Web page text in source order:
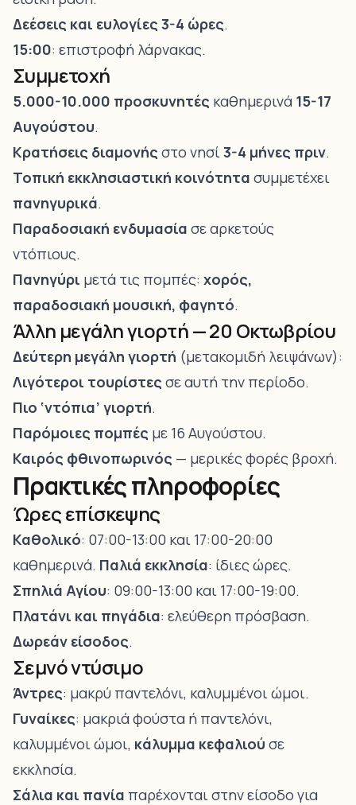
Δεέσεις και ευλογίες 3-4 ώρες.
15:00: επιστροφή λάρνακας.
Συμμετοχή
5.000-10.000 προσκυνητές καθημερινά 15-17
Αυγούστου.
Κρατήσεις διαμονής στο νησί3-4 μήνες πριν.
Τοπική εκκλησιαστική κοινότητα συμμετέχει
πανηγυρικά.
Παραδοσιακή ενδυμασία σε αρκετούς
ντόπιους.
Πανηγύρι μετά τις πομπές: χορός,
παραδοσιακή μουσική, φαγητό.
Άλλη μεγάλη γιορτή — 20 Οκτωβρίου
Δεύτερη μεγάλη γιορτή (μετακομιδή λειψάνων):
Λιγότεροι τουρίστες σε αυτή την περίοδο.
Πιο ‘ντόπια’ γιορτή.
Παρόμοιες πομπές με 16 Αυγούστου.
Καιρός φθινοπωρινός — μερικές φορές βροχή.
Πρακτικές πληροφορίες
Ώρες επίσκεψης
Καθολικό: 07:00-13:00 και 17:00-20:00
καθημερινά. Παλιά εκκλησία: ίδιες ώρες.
Σπηλιά Αγίου: 09:00-13:00 και 17:00-19:00.
Πλατάνι και πηγάδια: ελεύθερη πρόσβαση.
Δωρεάν είσοδος.
Σεμνό ντύσιμο
Άντρες: μακρύ παντελόνι, καλυμμένοι ώμοι.
Γυναίκες: μακριά φούστα ή παντελόνι,
καλυμμένοι ώμοι, κάλυμμα κεφαλιού σε
εκκλησία.
Σάλια και πανία παρέχονται στην είσοδο για